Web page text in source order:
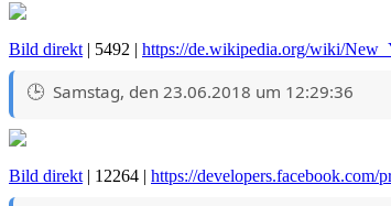
Bild direkt| 5492 | https://de.wikipedia.org/wiki/
Samstag, den 23.06.2018 um 12:29:36
Bild direkt| 12264 | https://developers.facebook.com/